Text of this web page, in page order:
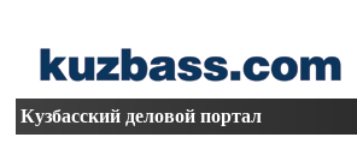
Кузбасский деловой портал